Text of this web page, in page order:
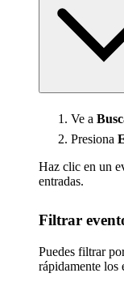
Ve a
Presiona
Haz clic en un
entradas.
Filtrar
Puedes filtrar
rápidamente los